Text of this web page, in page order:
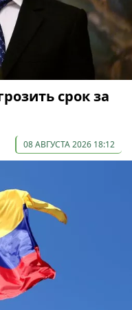
срок за
08 АВГУСТА 2026 18:12